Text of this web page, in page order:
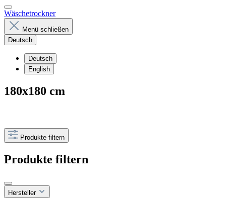
Wäschetrockner
Menü schließen
Deutsch
Deutsch
English
180x180 cm
Produkte filtern
Produkte filtern
Hersteller